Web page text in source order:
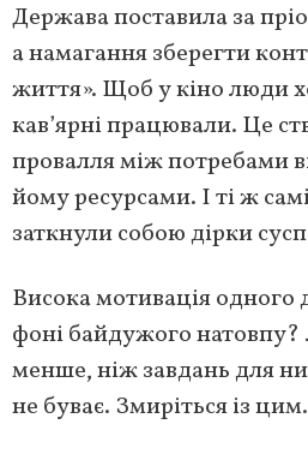
Держава поставила за
а намагання зберегти
життя». Щоб у кіно люди
кав’ярні працювали. Це
провалля між потребами
йому ресурсами. І ті ж
заткнули собою дірки
Висока мотивація одного
фоні байдужого
менше, ніж завдань для
не буває. Змиріться із цим.